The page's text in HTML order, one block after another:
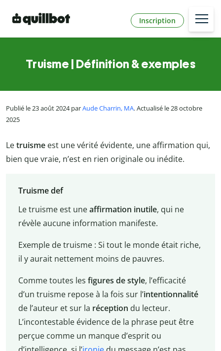
Inscription
Truisme | Définition & exemples
Publié le 23 août 2024 parAude Charrin, MA. Actualisé le 28 octobre
2025
Letruisme est une vérité évidente, une affirmation qui,
bien que vraie, n’est en rien originale ou inédite.
Truisme def
Le truisme est uneaffirmation inutile, qui ne
révèle aucune information manifeste.
Exemple de truisme : Si tout le monde était riche,
il y aurait nettement moins de pauvres.
Comme toutes les figures de style, l’efficacité
d’un truisme repose à la fois sur l’intentionnalité
de l’auteur et sur la réception du lecteur.
L’incontestable évidence de la phrase peut être
perçue comme un manque d’esprit ou